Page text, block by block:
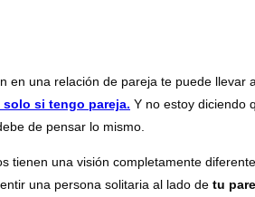
en una relación de pareja te puede
si tengo pareja. Y no estoy diciendo
de pensar lo mismo.
tienen una visión completamente
una persona solitaria al lado de tu